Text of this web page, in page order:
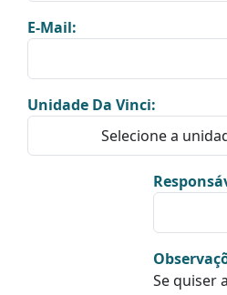
E-Mail:
Unidade Da Vinci:
Se quiser